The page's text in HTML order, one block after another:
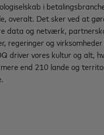
i
overalt. Det sker ved at
data og netværk,
regeringer og
driver vores kultur og alt,
end 210 lande og